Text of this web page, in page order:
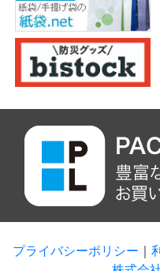
プライバシーポリシー ｜